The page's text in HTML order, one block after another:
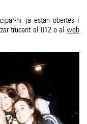
hi ja estan obertes i
trucant al 012 o al web